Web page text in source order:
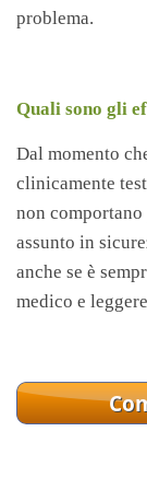
problema.
Quali sono gli
Dal momento
clinicamente
non
assunto in
anche se è
medico e